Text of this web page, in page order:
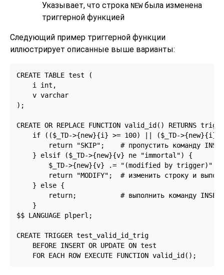
Указывает, что строка NEWбыла изменена
триггерной функцией
Следующий пример триггерной функции
иллюстрирует описанные выше варианты:
CREATE TABLE test (
    i int,
    v varchar
);
CREATE OR REPLACE FUNCTION valid_id() RETURNS
if (($_TD->{new}{i} >= 100) || ($_TD->{new}{i}
return "SKIP";    # пропустить команду
    } elsif ($_TD->{new}{v} ne "immortal") {
        $_TD->{new}{v} .= "(modified by trigger)";
return "MODIFY";  # изменить строку и
    } else {
return;           # выполнить команду
    }
$$ LANGUAGE plperl;
CREATE TRIGGER test_valid_id_trig
    BEFORE INSERT OR UPDATE ON test
    FOR EACH ROW EXECUTE FUNCTION valid_id();